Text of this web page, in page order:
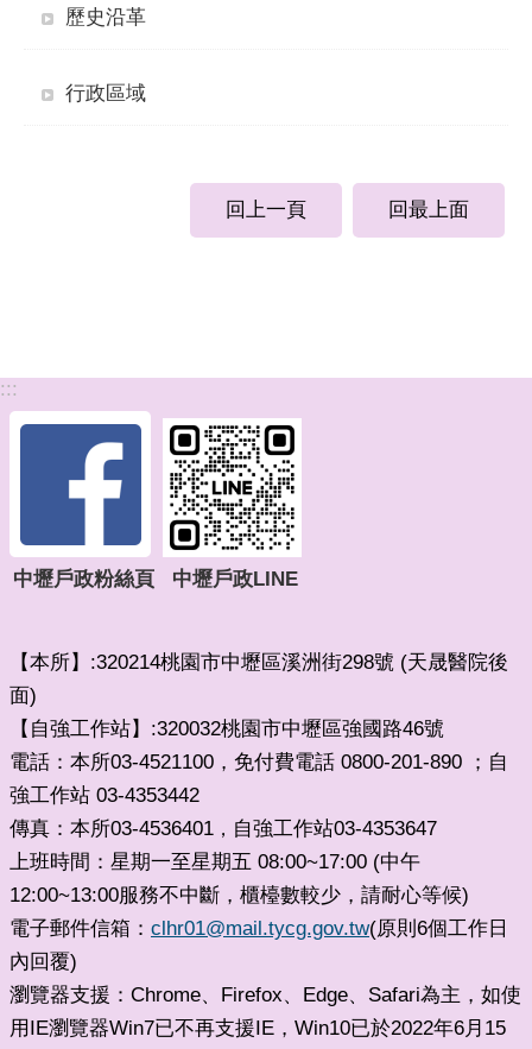
歷史沿革
行政區域
回上一頁 回最上面
:::
中壢戶政粉絲頁 中壢戶政LINE
【本所】:320214桃園市中壢區溪洲街298號 (天晟醫院後
面)
【自強工作站】:320032桃園市中壢區強國路46號
電話：本所03-4521100，免付費電話 0800-201-890 ；自
強工作站 03-4353442
傳真：本所03-4536401 ， 自強工作站03-4353647
上班時間：星期一至星期五 08:00~17:00 (中午
12:00~13:00服務不中斷，櫃檯數較少，請耐心等候)
電子郵件信箱： clhr01@mail.tycg.gov.tw(原則6個工作日
內回覆)
瀏覽器支援：Chrome、Firefox、Edge、Safari為主，如使
用IE瀏覽器Win7已不再支援IE，Win10已於2022年6月15